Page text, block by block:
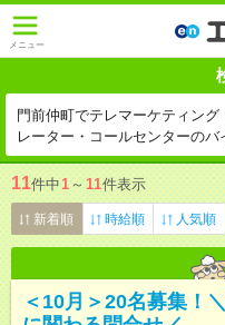
メニュー
門前仲町でテレマーケティン
レーター・コールセンターのバ
11件中1 ～ 11件表示
新着順 時給順 人気順
＜10月＞20名募集！